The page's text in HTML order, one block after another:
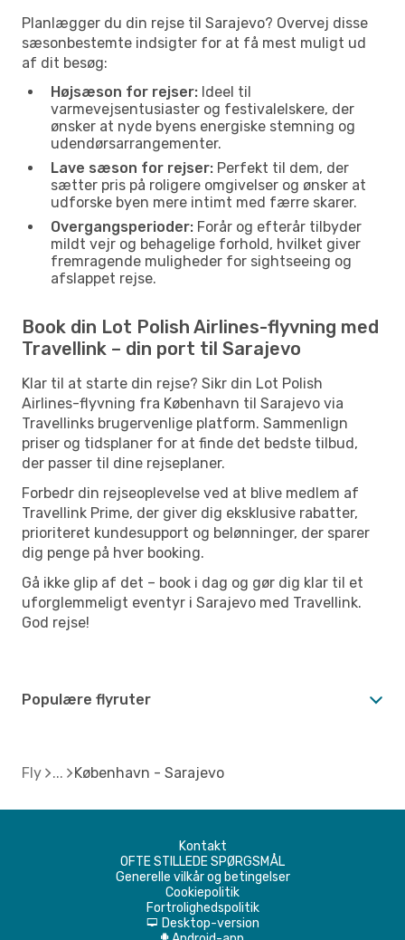
Planlægger du din rejse til Sarajevo? Overvej disse
sæsonbestemte indsigter for at få mest muligt ud
af dit besøg:
Højsæson for rejser: Ideel til
varmevejsentusiaster og festivalelskere, der
ønsker at nyde byens energiske stemning og
udendørsarrangementer.
Lave sæson for rejser: Perfekt til dem, der
sætter pris på roligere omgivelser og ønsker at
udforske byen mere intimt med færre skarer.
Overgangsperioder: Forår og efterår tilbyder
mildt vejr og behagelige forhold, hvilket giver
fremragende muligheder for sightseeing og
afslappet rejse.
Book din Lot Polish Airlines-flyvning med
Travellink – din port til Sarajevo
Klar til at starte din rejse? Sikr din Lot Polish
Airlines-flyvning fra København til Sarajevo via
Travellinks brugervenlige platform. Sammenlign
priser og tidsplaner for at finde det bedste tilbud,
der passer til dine rejseplaner.
Forbedr din rejseoplevelse ved at blive medlem af
Travellink Prime, der giver dig eksklusive rabatter,
prioriteret kundesupport og belønninger, der sparer
dig penge på hver booking.
Gå ikke glip af det – book i dag og gør dig klar til et
uforglemmeligt eventyr i Sarajevo med Travellink.
God rejse!
Populære flyruter
Fly København - Sarajevo
Kontakt
OFTE STILLEDE SPØRGSMÅL
Generelle vilkår og betingelser
Cookiepolitik
Fortrolighedspolitik
d Desktop-version